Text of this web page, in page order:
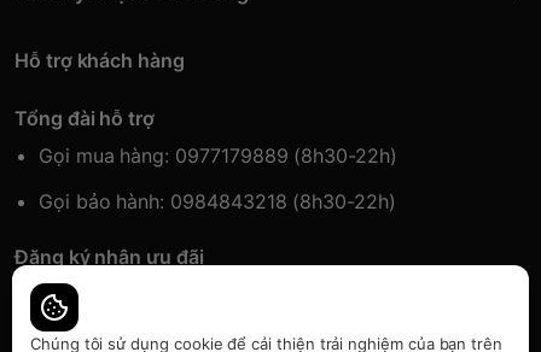
Hỗ trợ khách hàng
Tổng đài hỗ trợ
Gọi mua hàng: 0977179889 (8h30-22h)
Gọi bảo hành: 0984843218 (8h30-22h)
Đăng ký nhận ưu đãi
Đăng kí để nhận thông tin ưu đãi sớm nhất.
Chúng tôi sử dụng cookie để cải thiện trải nghiệm của bạn trên